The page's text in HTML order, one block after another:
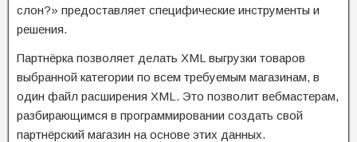
слон?» предоставляет специфические инструменты и
решения.
Партнёрка позволяет делать XML выгрузки товаров
выбранной категории по всем требуемым магазинам, в
один файл расширения XML. Это позволит вебмастерам,
разбирающимся в программировании создать свой
партнёрский магазин на основе этих данных.